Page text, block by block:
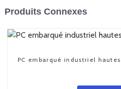
Produits Connexes
PC embarqué industriel hautes